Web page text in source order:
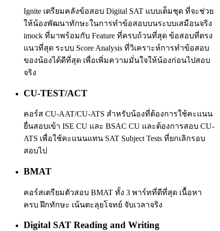
Ignite เตรียมคลังข้อสอบ Digital SAT แบบเต็มชุด ที่จะช่วย
ให้น้องพัฒนาทักษะในการทำข้อสอบบนระบบเสมือนจริง
imock ที่มาพร้อมกับ Feature ที่ครบถ้วนที่สุด ข้อสอบที่ตรง
แนวที่สุด ระบบ Score Analysis ที่วิเคราะห์การทำข้อสอบ
ของน้องได้ดีที่สุด เพื่อเพิ่มความมั่นใจให้น้องก่อนไปสอบ
จริง
CU-TEST/ACT
คอร์ส CU-AAT/CU-ATS สำหรับน้องที่ต้องการใช้คะแนน
ยื่นสอบเข้า ISE CU และ BSAC CU และต้องการสอบ CU-
ATS เพื่อใช้คะแนนแทน SAT Subject Tests ที่ยกเลิกรอบ
สอบไป
BMAT
คอร์สเตรียมตัวสอบ BMAT ทั้ง 3 พาร์ทที่ดีที่สุด เนื้อหา
ครบ ฝึกทักษะ เน้นตะลุยโจทย์ จับเวลาจริง
Digital SAT Reading and Writing